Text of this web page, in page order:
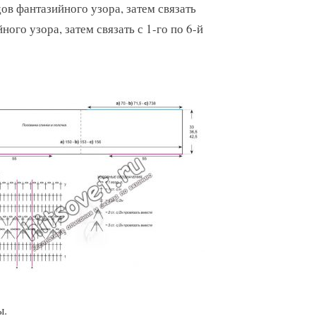
фантазийного узора, затем связать
узора, затем связать с 1-го по 6-й